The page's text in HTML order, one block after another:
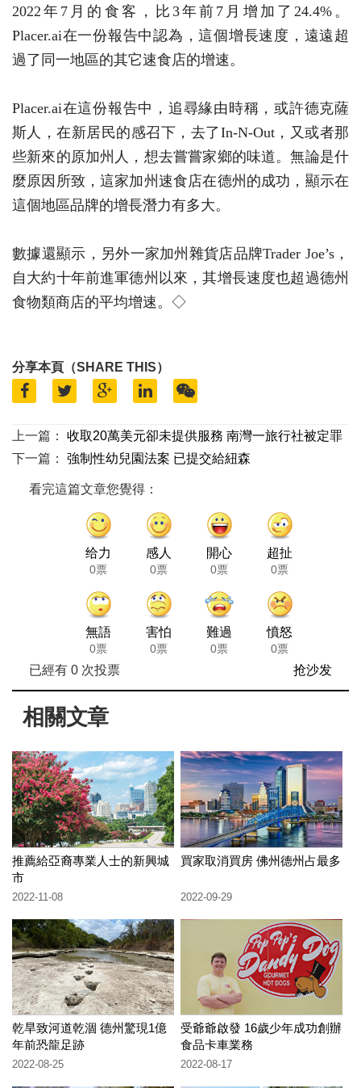
2022年7月的食客，比3年前7月增加了24.4%。
Placer.ai在一份報告中認為，這個增長速度，遠遠超
過了同一地區的其它速食店的增速。
Placer.ai在這份報告中，追尋緣由時稱，或許德克薩
斯人，在新居民的感召下，去了In-N-Out，又或者那
些新來的原加州人，想去嘗嘗家鄉的味道。無論是什
麼原因所致，這家加州速食店在德州的成功，顯示在
這個地區品牌的增長潛力有多大。
數據還顯示，另外一家加州雜貨店品牌Trader Joe’s，
自大約十年前進軍德州以來，其增長速度也超過德州
食物類商店的平均增速。◇
分享本頁（SHARE THIS）
上一篇：
收取20萬美元卻未提供服務 南灣一旅行社被定罪
下一篇：
強制性幼兒園法案 已提交給紐森
看完這篇文章您覺得：
给力
0票
感人
0票
開心
0票
超扯
0票
無語
0票
害怕
0票
難過
0票
憤怒
0票
已經有 0次投票 抢沙发
相關文章
推薦給亞裔專業人士的新興城
市
2022-11-08
買家取消買房 佛州德州占最多
2022-09-29
乾旱致河道乾涸 德州驚現1億
年前恐龍足跡
2022-08-25
受爺爺啟發 16歲少年成功創辦
食品卡車業務
2022-08-17